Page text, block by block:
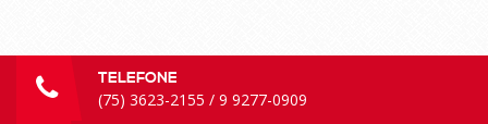
TELEFONE
(75) 3623-2155 / 9 9277-0909